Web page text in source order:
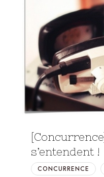
s’entendent !
CONCURRENCE